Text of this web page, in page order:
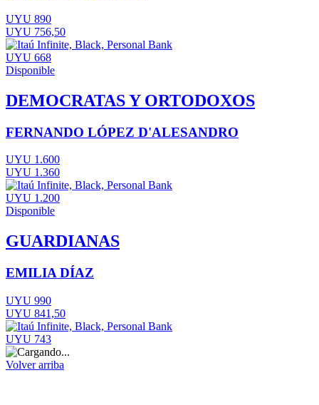
UYU 890
UYU 756,50
UYU 668
Disponible
DEMOCRATAS Y ORTODOXOS
FERNANDO LÓPEZ D'ALESANDRO
UYU 1.600
UYU 1.360
UYU 1.200
Disponible
GUARDIANAS
EMILIA DÍAZ
UYU 990
UYU 841,50
UYU 743
Volver arriba